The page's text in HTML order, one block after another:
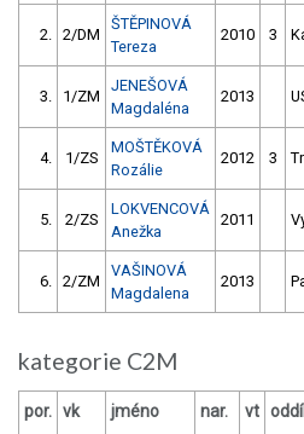
2. 2/DM
ŠTĚPINOVÁ
Tereza
2010 3
3. 1/ZM
JENEŠOVÁ
Magdaléna
2013
4. 1/ZS
MOŠTĚKOVÁ
Rozálie
2012 3
5. 2/ZS
LOKVENCOVÁ
Anežka
2011
6. 2/ZM
VAŠINOVÁ
Magdalena
2013
kategorie C2M
por. vk jméno nar. vt oddíl